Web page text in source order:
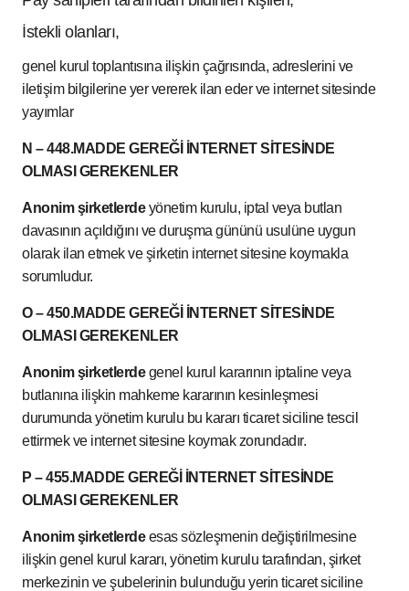
İstekli olanları,
genel kurul toplantısına ilişkin çağrısında, adreslerini ve
iletişim bilgilerine yer vererek ilan eder ve internet sitesinde
yayımlar
N – 448.MADDE GEREĞİ İNTERNET SİTESİNDE
OLMASI GEREKENLER
Anonim şirketlerdeyönetim kurulu, iptal veya butlan
davasının açıldığını ve duruşma gününü usulüne uygun
olarak ilan etmek ve şirketin internet sitesine koymakla
sorumludur.
O – 450.MADDE GEREĞİ İNTERNET SİTESİNDE
OLMASI GEREKENLER
Anonim şirketlerdegenel kurul kararının iptaline veya
butlanına ilişkin mahkeme kararının kesinleşmesi
durumunda yönetim kurulu bu kararı ticaret siciline tescil
ettirmek ve internet sitesine koymak zorundadır.
P – 455.MADDE GEREĞİ İNTERNET SİTESİNDE
OLMASI GEREKENLER
Anonim şirketlerdeesas sözleşmenin değiştirilmesine
ilişkin genel kurul kararı, yönetim kurulu tarafından, şirket
merkezinin ve şubelerinin bulunduğu yerin ticaret siciline